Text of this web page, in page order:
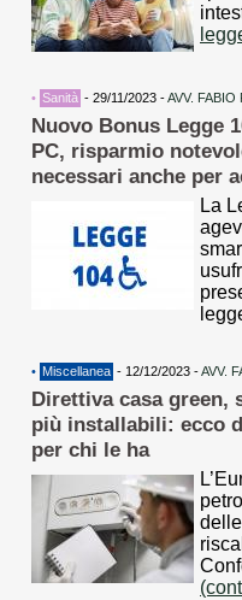
• Sanità - 29/11/2023 -AVV. FABIO
Nuovo Bonus Legge
PC, risparmio
necessari anche per
La
• Miscellanea - 12/12/2023 -AVV.
Direttiva casa green,
più installabili: ecco
per chi le ha